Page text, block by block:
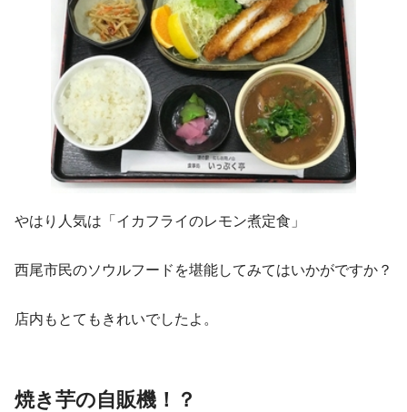
やはり人気は「イカフライのレモン煮定食」
西尾市民のソウルフードを堪能してみてはいかがですか？
店内もとてもきれいでしたよ。
焼き芋の自販機！？